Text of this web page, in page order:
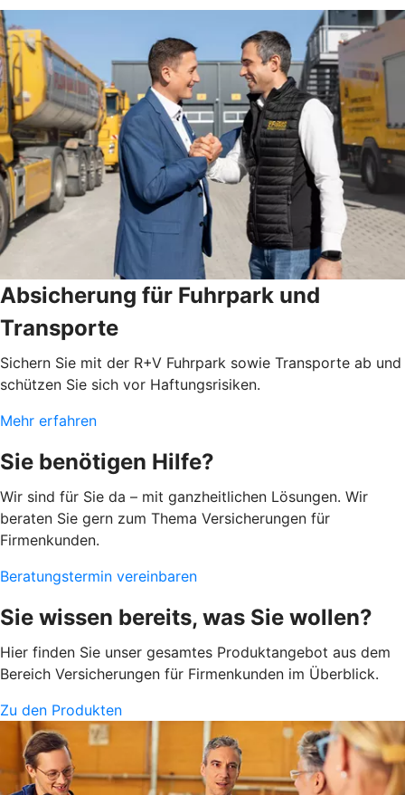
Absicherung für Fuhrpark und
Transporte
Sichern Sie mit der R+V Fuhrpark sowie Transporte ab und
schützen Sie sich vor Haftungsrisiken.
Mehr erfahren
Sie benötigen Hilfe?
Wir sind für Sie da – mit ganzheitlichen Lösungen. Wir
beraten Sie gern zum Thema Versicherungen für
Firmenkunden.
Beratungstermin vereinbaren
Sie wissen bereits, was Sie wollen?
Hier finden Sie unser gesamtes Produktangebot aus dem
Bereich Versicherungen für Firmenkunden im Überblick.
Zu den Produkten